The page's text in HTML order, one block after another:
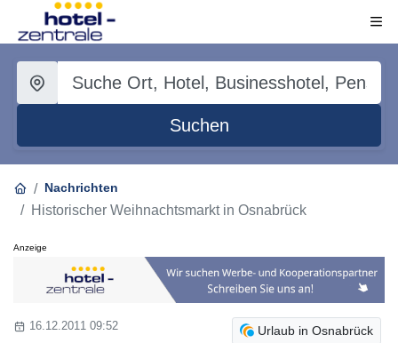
Suchen
Nachrichten
Historischer Weihnachtsmarkt in Osnabrück
Anzeige
Urlaub in Osnabrück
16.12.2011 09:52